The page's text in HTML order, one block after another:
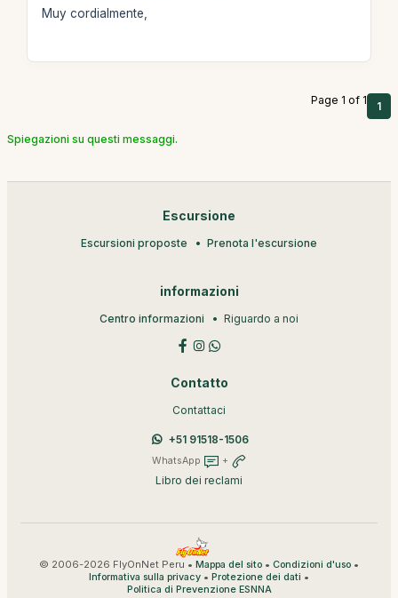
Muy cordialmente,
Page 1 of 1 1
Spiegazioni su questi messaggi.
Escursione
Escursioni proposte Prenota l'escursione
informazioni
Centro informazioni Riguardo a noi
Contatto
Contattaci
+51 91518-1506
WhatsApp +
Libro dei reclami
© 2006-2026 FlyOnNet Peru • Mappa del sito • Condizioni d'uso •
Informativa sulla privacy • Protezione dei dati •
Politica di Prevenzione ESNNA